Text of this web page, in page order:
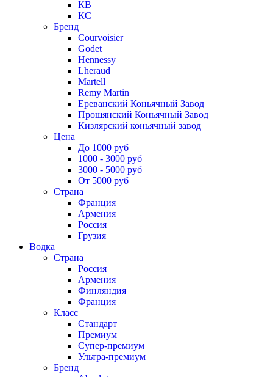
КВ
КС
Бренд
Courvoisier
Godet
Hennessy
Lheraud
Martell
Remy Martin
Ереванский Коньячный Завод
Прошянский Коньячный Завод
Кизлярский коньячный завод
Цена
До 1000 руб
1000 - 3000 руб
3000 - 5000 руб
От 5000 руб
Страна
Франция
Армения
Россия
Грузия
Водка
Страна
Россия
Армения
Финляндия
Франция
Класс
Стандарт
Премиум
Супер-премиум
Ультра-премиум
Бренд